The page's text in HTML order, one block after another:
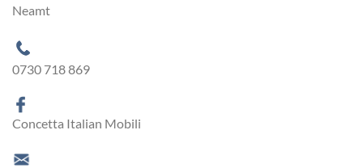
Neamt
0730 718 869
Concetta Italian Mobili